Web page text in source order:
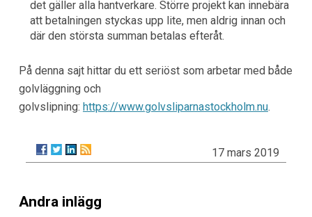
det gäller alla hantverkare. Större projekt kan innebära
att betalningen styckas upp lite, men aldrig innan och
där den största summan betalas efteråt.
På denna sajt hittar du ett seriöst som arbetar med både
golvläggning och
golvslipning: https://www.golvsliparnastockholm.nu.
17 mars 2019
Andra inlägg